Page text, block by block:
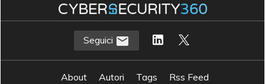
Seguici
About Autori Tags
Rss Feed